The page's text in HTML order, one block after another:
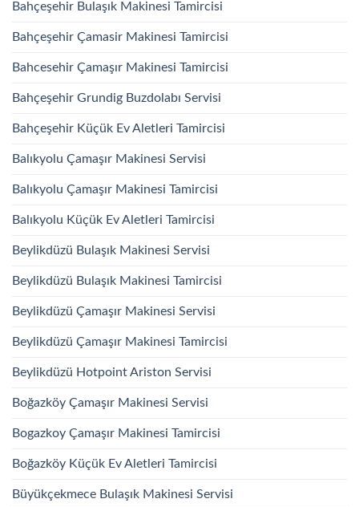
Bahçeşehir Bulaşık Makinesi Tamircisi
Bahçeşehir Çamasir Makinesi Tamircisi
Bahcesehir Çamaşır Makinesi Tamircisi
Bahçeşehir Grundig Buzdolabı Servisi
Bahçeşehir Küçük Ev Aletleri Tamircisi
Balıkyolu Çamaşır Makinesi Servisi
Balıkyolu Çamaşır Makinesi Tamircisi
Balıkyolu Küçük Ev Aletleri Tamircisi
Beylikdüzü Bulaşık Makinesi Servisi
Beylikdüzü Bulaşık Makinesi Tamircisi
Beylikdüzü Çamaşır Makinesi Servisi
Beylikdüzü Çamaşır Makinesi Tamircisi
Beylikdüzü Hotpoint Ariston Servisi
Boğazköy Çamaşır Makinesi Servisi
Bogazkoy Çamaşır Makinesi Tamircisi
Boğazköy Küçük Ev Aletleri Tamircisi
Büyükçekmece Bulaşık Makinesi Servisi